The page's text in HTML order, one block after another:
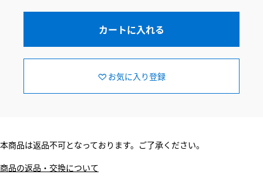
カートに入れる
お気に入り登録
本商品は返品不可となっております。ご了承ください。
商品の返品・交換について